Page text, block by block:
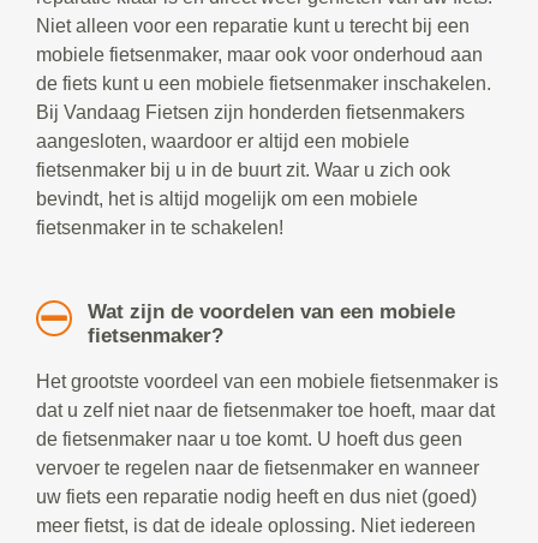
Niet alleen voor een reparatie kunt u terecht bij een
mobiele fietsenmaker, maar ook voor onderhoud aan
de fiets kunt u een mobiele fietsenmaker inschakelen.
Bij Vandaag Fietsen zijn honderden fietsenmakers
aangesloten, waardoor er altijd een mobiele
fietsenmaker bij u in de buurt zit. Waar u zich ook
bevindt, het is altijd mogelijk om een mobiele
fietsenmaker in te schakelen!
Wat zijn de voordelen van een mobiele
fietsenmaker?
Het grootste voordeel van een mobiele fietsenmaker is
dat u zelf niet naar de fietsenmaker toe hoeft, maar dat
de fietsenmaker naar u toe komt. U hoeft dus geen
vervoer te regelen naar de fietsenmaker en wanneer
uw fiets een reparatie nodig heeft en dus niet (goed)
meer fietst, is dat de ideale oplossing. Niet iedereen